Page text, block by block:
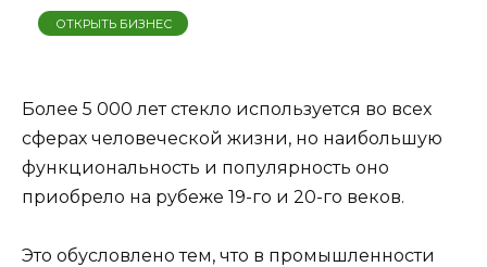
ОТКРЫТЬ БИЗНЕС
Более 5 000 лет стекло используется во всех
сферах человеческой жизни, но наибольшую
функциональность и популярность оно
приобрело на рубеже 19-го и 20-го веков.
Это обусловлено тем, что в промышленности